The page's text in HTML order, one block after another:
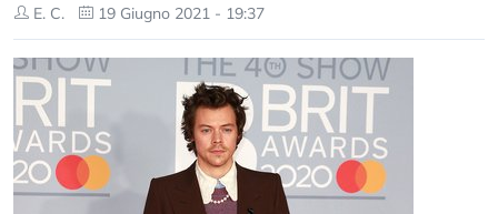
E. C. 19 Giugno 2021 - 19:37